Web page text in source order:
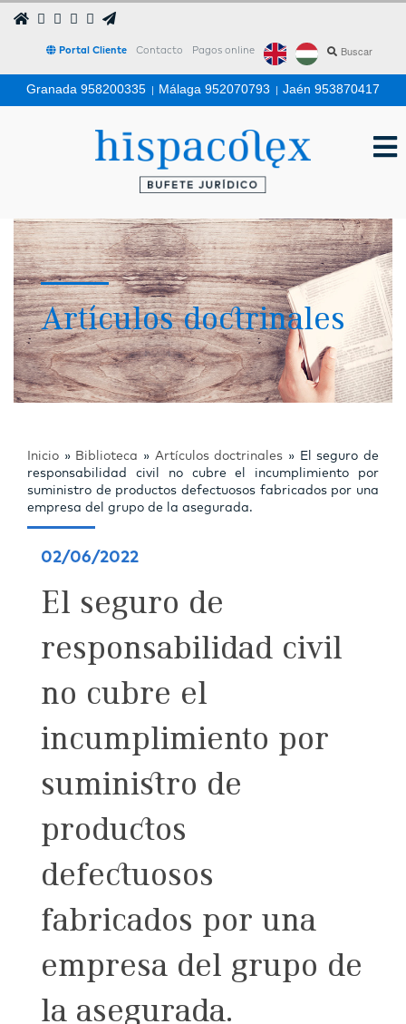
Portal Cliente Contacto Pagos online
Granada 958200335 | Málaga 952070793 | Jaén 953870417
Artículos doctrinales
Inicio » Biblioteca » Artículos doctrinales » El seguro de
responsabilidad civil no cubre el incumplimiento por
suministro de productos defectuosos fabricados por una
empresa del grupo de la asegurada.
02/06/2022
El seguro de
responsabilidad civil
no cubre el
incumplimiento por
suministro de
productos
defectuosos
fabricados por una
empresa del grupo de
la asegurada.